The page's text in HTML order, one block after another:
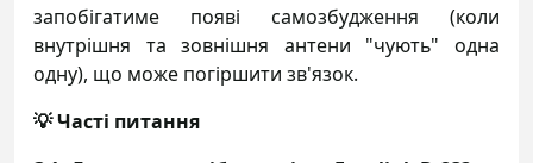
запобігатиме появі самозбудження (коли
внутрішня та зовнішня антени "чують" одна
одну), що може погіршити зв'язок.
💡 Часті питання